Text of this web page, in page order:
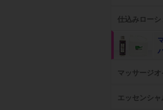
仕込みロー
マッサージ
エッセンシ